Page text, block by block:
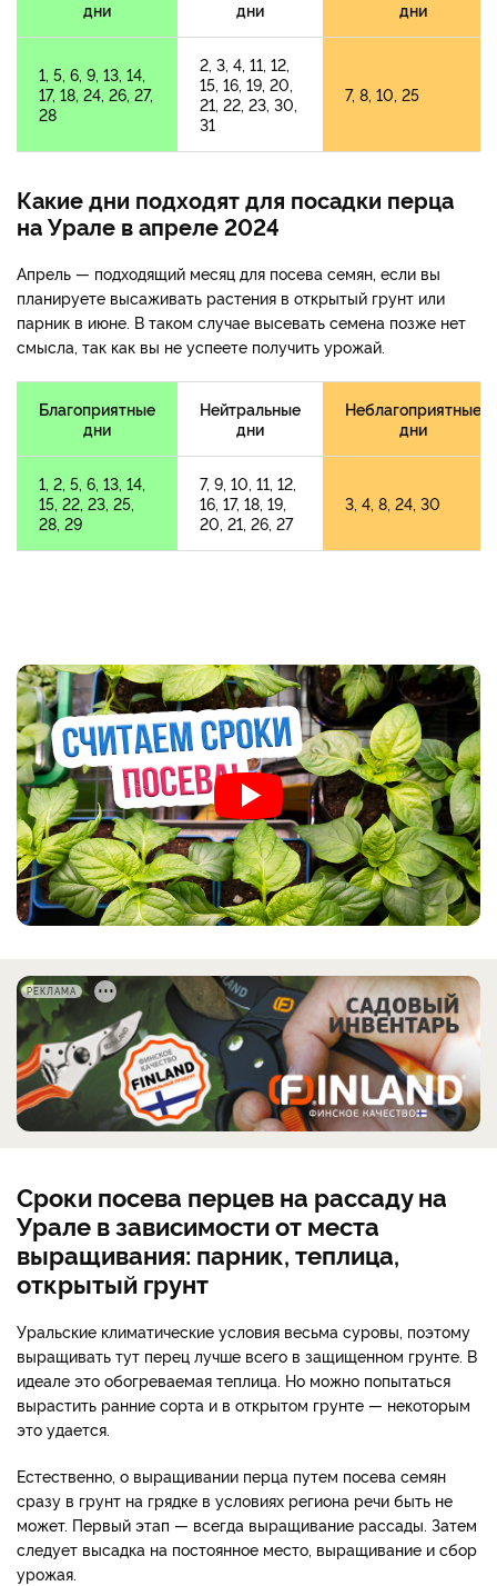
дни
дни
дни
1, 5, 6, 9, 13, 14,
17, 18, 24, 26, 27,
28
2, 3, 4, 11, 12,
15, 16, 19, 20,
21, 22, 23, 30,
31
7, 8, 10, 25
Какие дни подходят для посадки перца
на Урале в апреле 2024
Апрель — подходящий месяц для посева семян, если вы
планируете высаживать растения в открытый грунт или
парник в июне. В таком случае высевать семена позже нет
смысла, так как вы не успеете получить урожай.
Благоприятные
дни
Нейтральные
дни
Неблагоприятные
дни
1, 2, 5, 6, 13, 14,
15, 22, 23, 25,
28, 29
7, 9, 10, 11, 12,
16, 17, 18, 19,
20, 21, 26, 27
3, 4, 8, 24, 30
РЕКЛАМА
Сроки посева перцев на рассаду на
Урале в зависимости от места
выращивания: парник, теплица,
открытый грунт
Уральские климатические условия весьма суровы, поэтому
выращивать тут перец лучше всего в защищенном грунте. В
идеале это обогреваемая теплица. Но можно попытаться
вырастить ранние сорта и в открытом грунте — некоторым
это удается.
Естественно, о выращивании перца путем посева семян
сразу в грунт на грядке в условиях региона речи быть не
может. Первый этап — всегда выращивание рассады. Затем
следует высадка на постоянное место, выращивание и сбор
урожая.